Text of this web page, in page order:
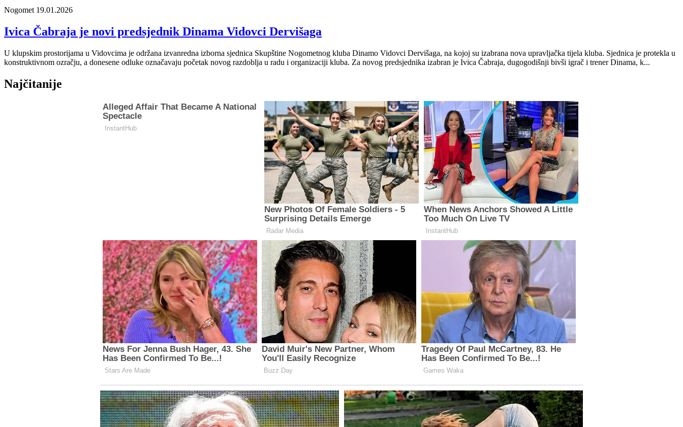
Nogomet 19.01.2026
Ivica Čabraja je novi predsjednik Dinama Vidovci Dervišaga
U klupskim prostorijama u Vidovcima je održana izvanredna izborna sjednica Skupštine Nogometnog kluba Dinamo Vidovci Dervišaga, na kojoj su izabrana nova upravljačka tijela kluba. Sjednica je protekla u
konstruktivnom ozračju, a donesene odluke označavaju početak novog razdoblja u radu i organizaciji kluba. Za novog predsjednika izabran je Ivica Čabraja, dugogodišnji bivši igrač i trener Dinama, k...
Najčitanije